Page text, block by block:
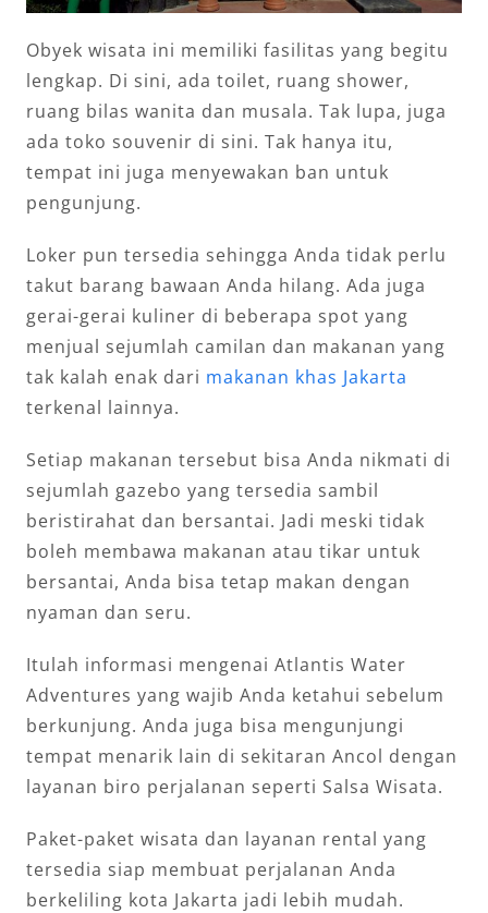
Obyek wisata ini memiliki fasilitas yang begitu
lengkap. Di sini, ada toilet, ruang shower,
ruang bilas wanita dan musala. Tak lupa, juga
ada toko souvenir di sini. Tak hanya itu,
tempat ini juga menyewakan ban untuk
pengunjung.
Loker pun tersedia sehingga Anda tidak perlu
takut barang bawaan Anda hilang. Ada juga
gerai-gerai kuliner di beberapa spot yang
menjual sejumlah camilan dan makanan yang
tak kalah enak dari makanan khas Jakarta
terkenal lainnya.
Setiap makanan tersebut bisa Anda nikmati di
sejumlah gazebo yang tersedia sambil
beristirahat dan bersantai. Jadi meski tidak
boleh membawa makanan atau tikar untuk
bersantai, Anda bisa tetap makan dengan
nyaman dan seru.
Itulah informasi mengenai Atlantis Water
Adventures yang wajib Anda ketahui sebelum
berkunjung. Anda juga bisa mengunjungi
tempat menarik lain di sekitaran Ancol dengan
layanan biro perjalanan seperti Salsa Wisata.
Paket-paket wisata dan layanan rental yang
tersedia siap membuat perjalanan Anda
berkeliling kota Jakarta jadi lebih mudah.